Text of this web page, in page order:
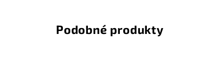
Podobné produkty